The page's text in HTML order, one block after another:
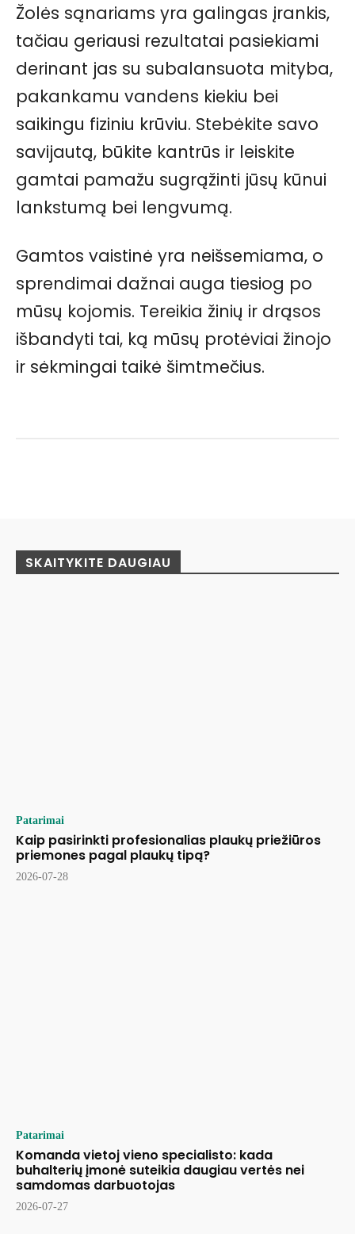
Žolės sąnariams yra galingas įrankis,
tačiau geriausi rezultatai pasiekiami
derinant jas su subalansuota mityba,
pakankamu vandens kiekiu bei
saikingu fiziniu krūviu. Stebėkite savo
savijautą, būkite kantrūs ir leiskite
gamtai pamažu sugrąžinti jūsų kūnui
lankstumą bei lengvumą.
Gamtos vaistinė yra neišsemiama, o
sprendimai dažnai auga tiesiog po
mūsų kojomis. Tereikia žinių ir drąsos
išbandyti tai, ką mūsų protėviai žinojo
ir sėkmingai taikė šimtmečius.
SKAITYKITE DAUGIAU
Patarimai
Kaip pasirinkti profesionalias plaukų priežiūros
priemones pagal plaukų tipą?
2026-07-28
Patarimai
Komanda vietoj vieno specialisto: kada
buhalterių įmonė suteikia daugiau vertės nei
samdomas darbuotojas
2026-07-27